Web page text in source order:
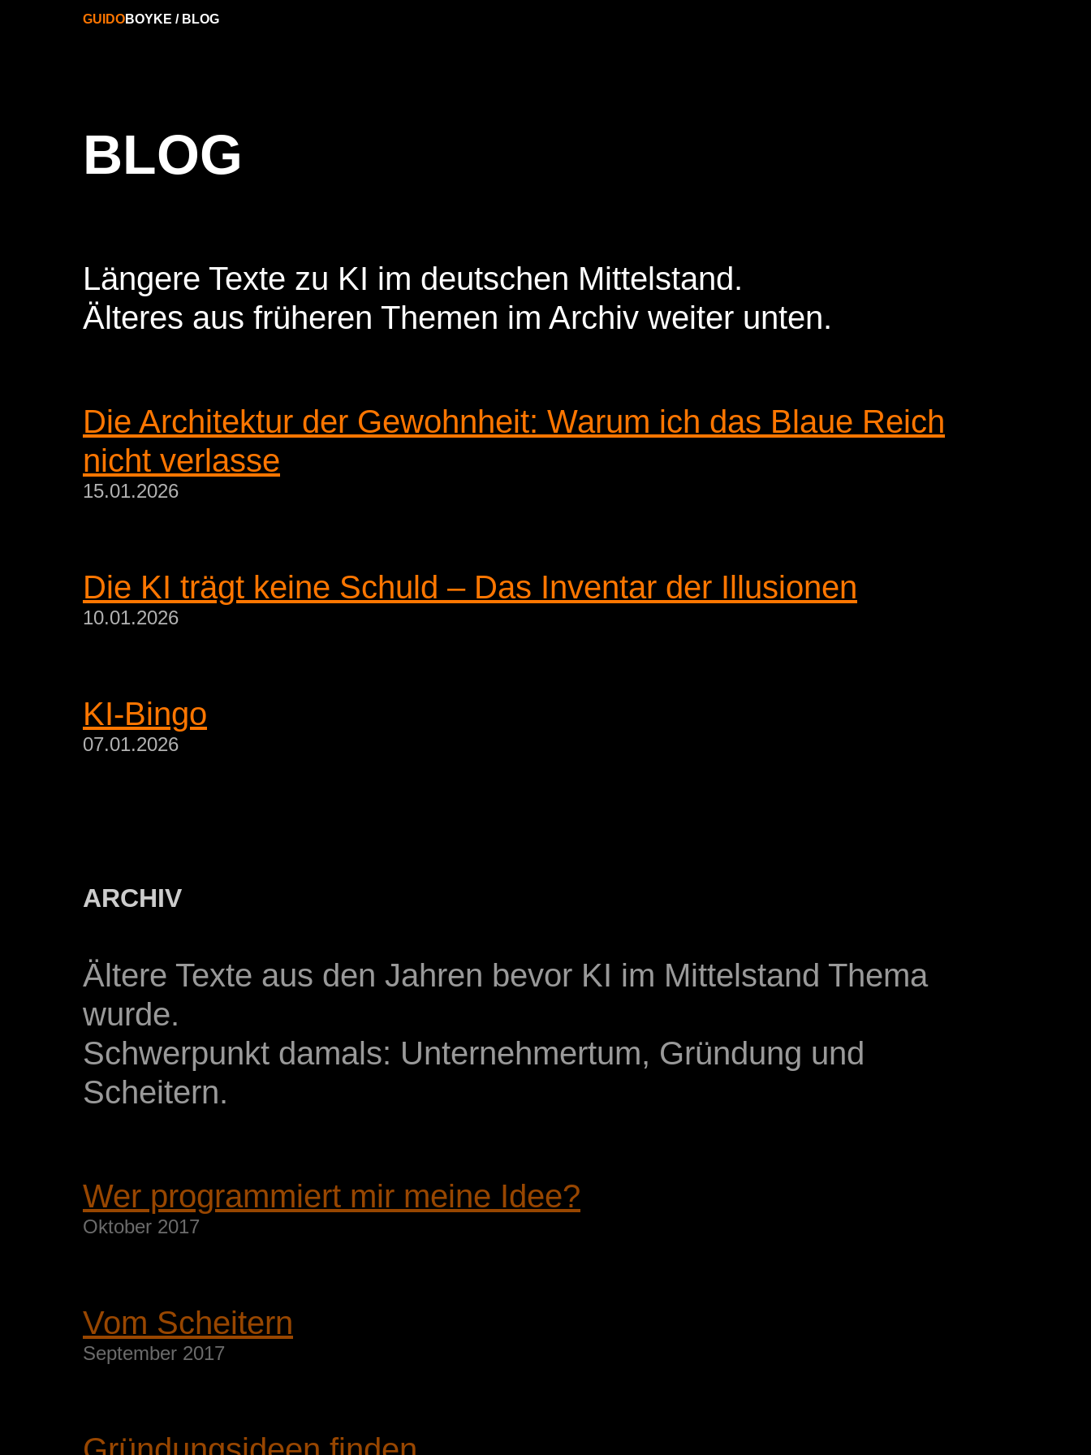
GUIDOBOYKE / BLOG
BLOG
Längere Texte zu KI im deutschen Mittelstand.
Älteres aus früheren Themen im Archiv weiter unten.
Die Architektur der Gewohnheit: Warum ich das Blaue Reich
nicht verlasse
15.01.2026
Die KI trägt keine Schuld – Das Inventar der Illusionen
10.01.2026
KI-Bingo
07.01.2026
ARCHIV
Ältere Texte aus den Jahren bevor KI im Mittelstand Thema
wurde.
Schwerpunkt damals: Unternehmertum, Gründung und
Scheitern.
Wer programmiert mir meine Idee?
Oktober 2017
Vom Scheitern
September 2017